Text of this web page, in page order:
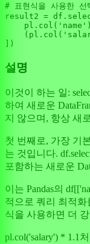
# 표현식을 사용한
result2 =
    pl.col(
'name'
    (pl.col(
설명
이것이 하는 일:
하여 새로운
지 않으며, 항상 새
첫 번째로, 가장 기
는 것입니다.
포함하는 새로운
이는 Pandas의
적으로 쿼리 최적화
식을 사용하면 더
pl.col('salary') * 1.1